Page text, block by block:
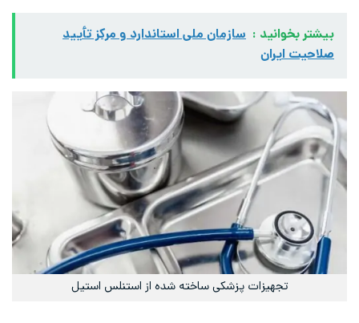
بیشتر بخوانید : سازمان ملی استاندارد و مرکز تأیید
صلاحیت ایران
تجهیزات پزشکی ساخته شده از استنلس استیل